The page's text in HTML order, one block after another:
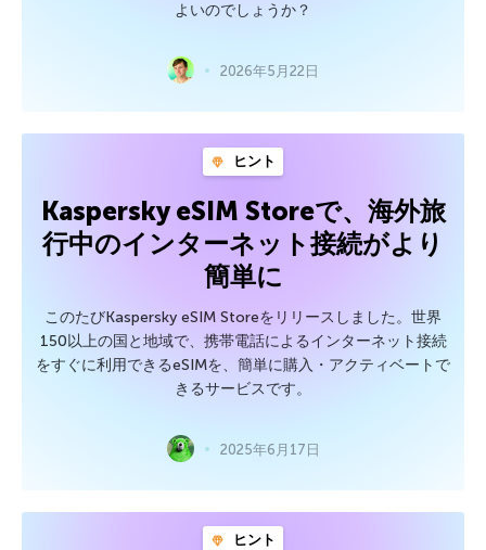
よいのでしょうか？
2026年5月22日
ヒント
Kaspersky eSIM Storeで、海外旅
行中のインターネット接続がより
簡単に
このたびKaspersky eSIM Storeをリリースしました。世界
150以上の国と地域で、携帯電話によるインターネット接続
をすぐに利用できるeSIMを、簡単に購入・アクティベートで
きるサービスです。
2025年6月17日
ヒント